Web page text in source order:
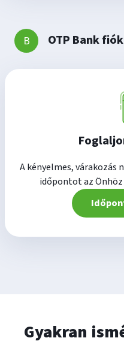
OTP Bank
A kényelmes,
időpontot az
Gyakran